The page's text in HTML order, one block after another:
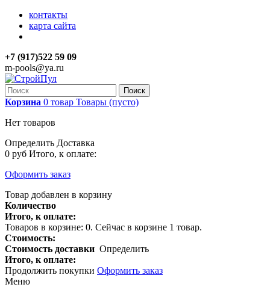
контакты
карта сайта
+7 (917)522 59 09
m-pools@ya.ru
Поиск
Корзина 0 товар Товары (пусто)
Нет товаров
Определить Доставка
0 руб Итого, к оплате:
Оформить заказ
Товар добавлен в корзину
Количество
Итого, к оплате:
Товаров в корзине: 0. Сейчас в корзине 1 товар.
Стоимость:
Стоимость доставки Определить
Итого, к оплате:
Продолжить покупки Оформить заказ
Меню